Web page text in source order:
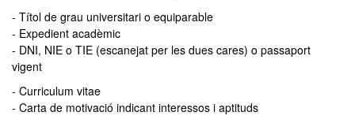
- Títol de grau universitari o equiparable
- Expedient acadèmic
- DNI, NIE o TIE (escanejat per les dues cares) o passaport
vigent
- Curriculum vitae
- Carta de motivació indicant interessos i aptituds